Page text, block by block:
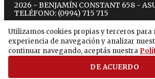
Utilizamos cookies propias y terceros para
experiencia de navegación y analizar
continuar navegando, aceptás nuestra
DE ACUERDO
2026 - BENJAMÍN CONSTANT 658 -
TELÉFONO: (0994) 715 715
twitterinstagram
facebook
tiktok